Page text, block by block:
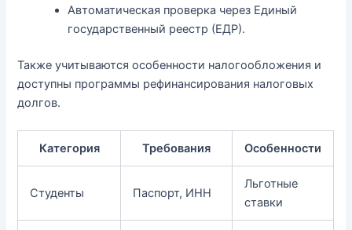
Автоматическая проверка через Единый
государственный реестр (ЕДР).
Также учитываются особенности налогообложения и
доступны программы рефинансирования налоговых
долгов.
Категория Требования Особенности
Студенты Паспорт, ИНН
Льготные
ставки